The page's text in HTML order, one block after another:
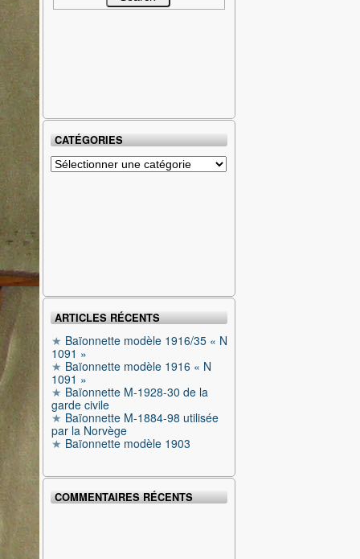
CATÉGORIES
Catégories
ARTICLES RÉCENTS
Baïonnette modèle 1916/35 « N
1091 »
Baïonnette modèle 1916 « N
1091 »
Baïonnette M-1928-30 de la
garde civile
Baïonnette M-1884-98 utilisée
par la Norvège
Baïonnette modèle 1903
COMMENTAIRES RÉCENTS